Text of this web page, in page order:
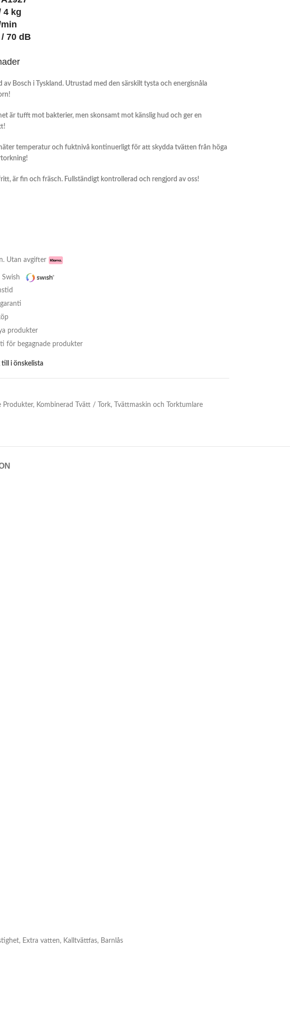
4 kg
70 dB
av Bosch i Tyskland. Utrustad med den särskilt tysta och energisnåla
är tufft mot bakterier, men skonsamt mot känslig hud och ger en
temperatur och fuktnivå kontinuerligt för att skydda tvätten från höga
är fin och fräsch. Fullständigt kontrollerad och rengjord av oss!
Utan avgifter
produkter
för begagnade produkter
till i önskelista
Produkter, Kombinerad Tvätt / Tork,
Tvättmaskin och Torktumlare
Extra vatten, Kalltvättfas, Barnlås